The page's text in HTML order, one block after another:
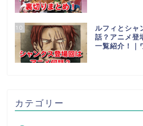
10
ルフィとシャ
話？アニメ登
一覧紹介！｜
カテゴリー